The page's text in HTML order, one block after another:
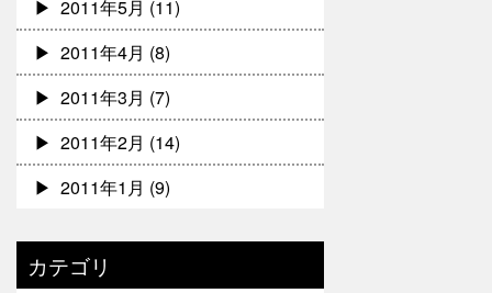
2011年5月 (11)
2011年4月 (8)
2011年3月 (7)
2011年2月 (14)
2011年1月 (9)
カテゴリ